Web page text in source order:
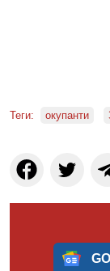
Теги: окупанти